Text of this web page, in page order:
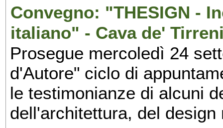
Convegno: "THESIGN -
italiano" - Cava de'
Prosegue mercoledì 24
d'Autore" ciclo di
le testimonianze di alcuni
dell'architettura, del